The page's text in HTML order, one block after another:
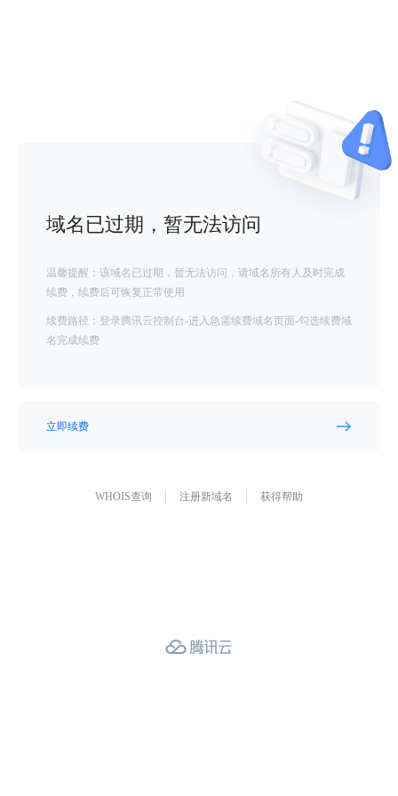
域名已过期，暂无法访问
温馨提醒：该域名已过期，暂无法访问，请域名所有人及时完成
续费，续费后可恢复正常使用
续费路径：登录腾讯云控制台-进入急需续费域名页面-勾选续费域
名完成续费
立即续费
WHOIS查询 注册新域名 获得帮助